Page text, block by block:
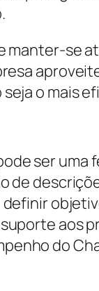
manter-se
o mais
ser
de
aos
do